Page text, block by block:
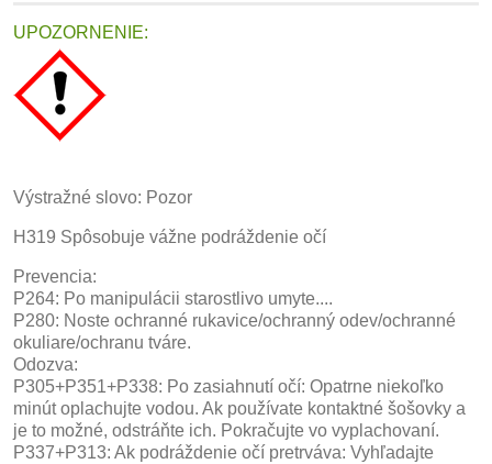
UPOZORNENIE:
Výstražné slovo: Pozor
H319 Spôsobuje vážne podráždenie očí
Prevencia:
P264: Po manipulácii starostlivo umyte....
P280: Noste ochranné rukavice/ochranný odev/ochranné
okuliare/ochranu tváre.
Odozva:
P305+P351+P338: Po zasiahnutí očí: Opatrne niekoľko
minút oplachujte vodou. Ak používate kontaktné šošovky a
je to možné, odstráňte ich. Pokračujte vo vyplachovaní.
P337+P313: Ak podráždenie očí pretrváva: Vyhľadajte